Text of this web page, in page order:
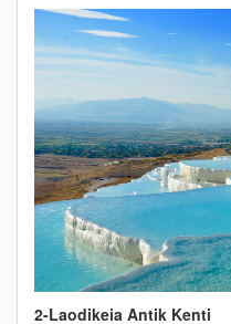
2-Laodikeia Antik Kenti